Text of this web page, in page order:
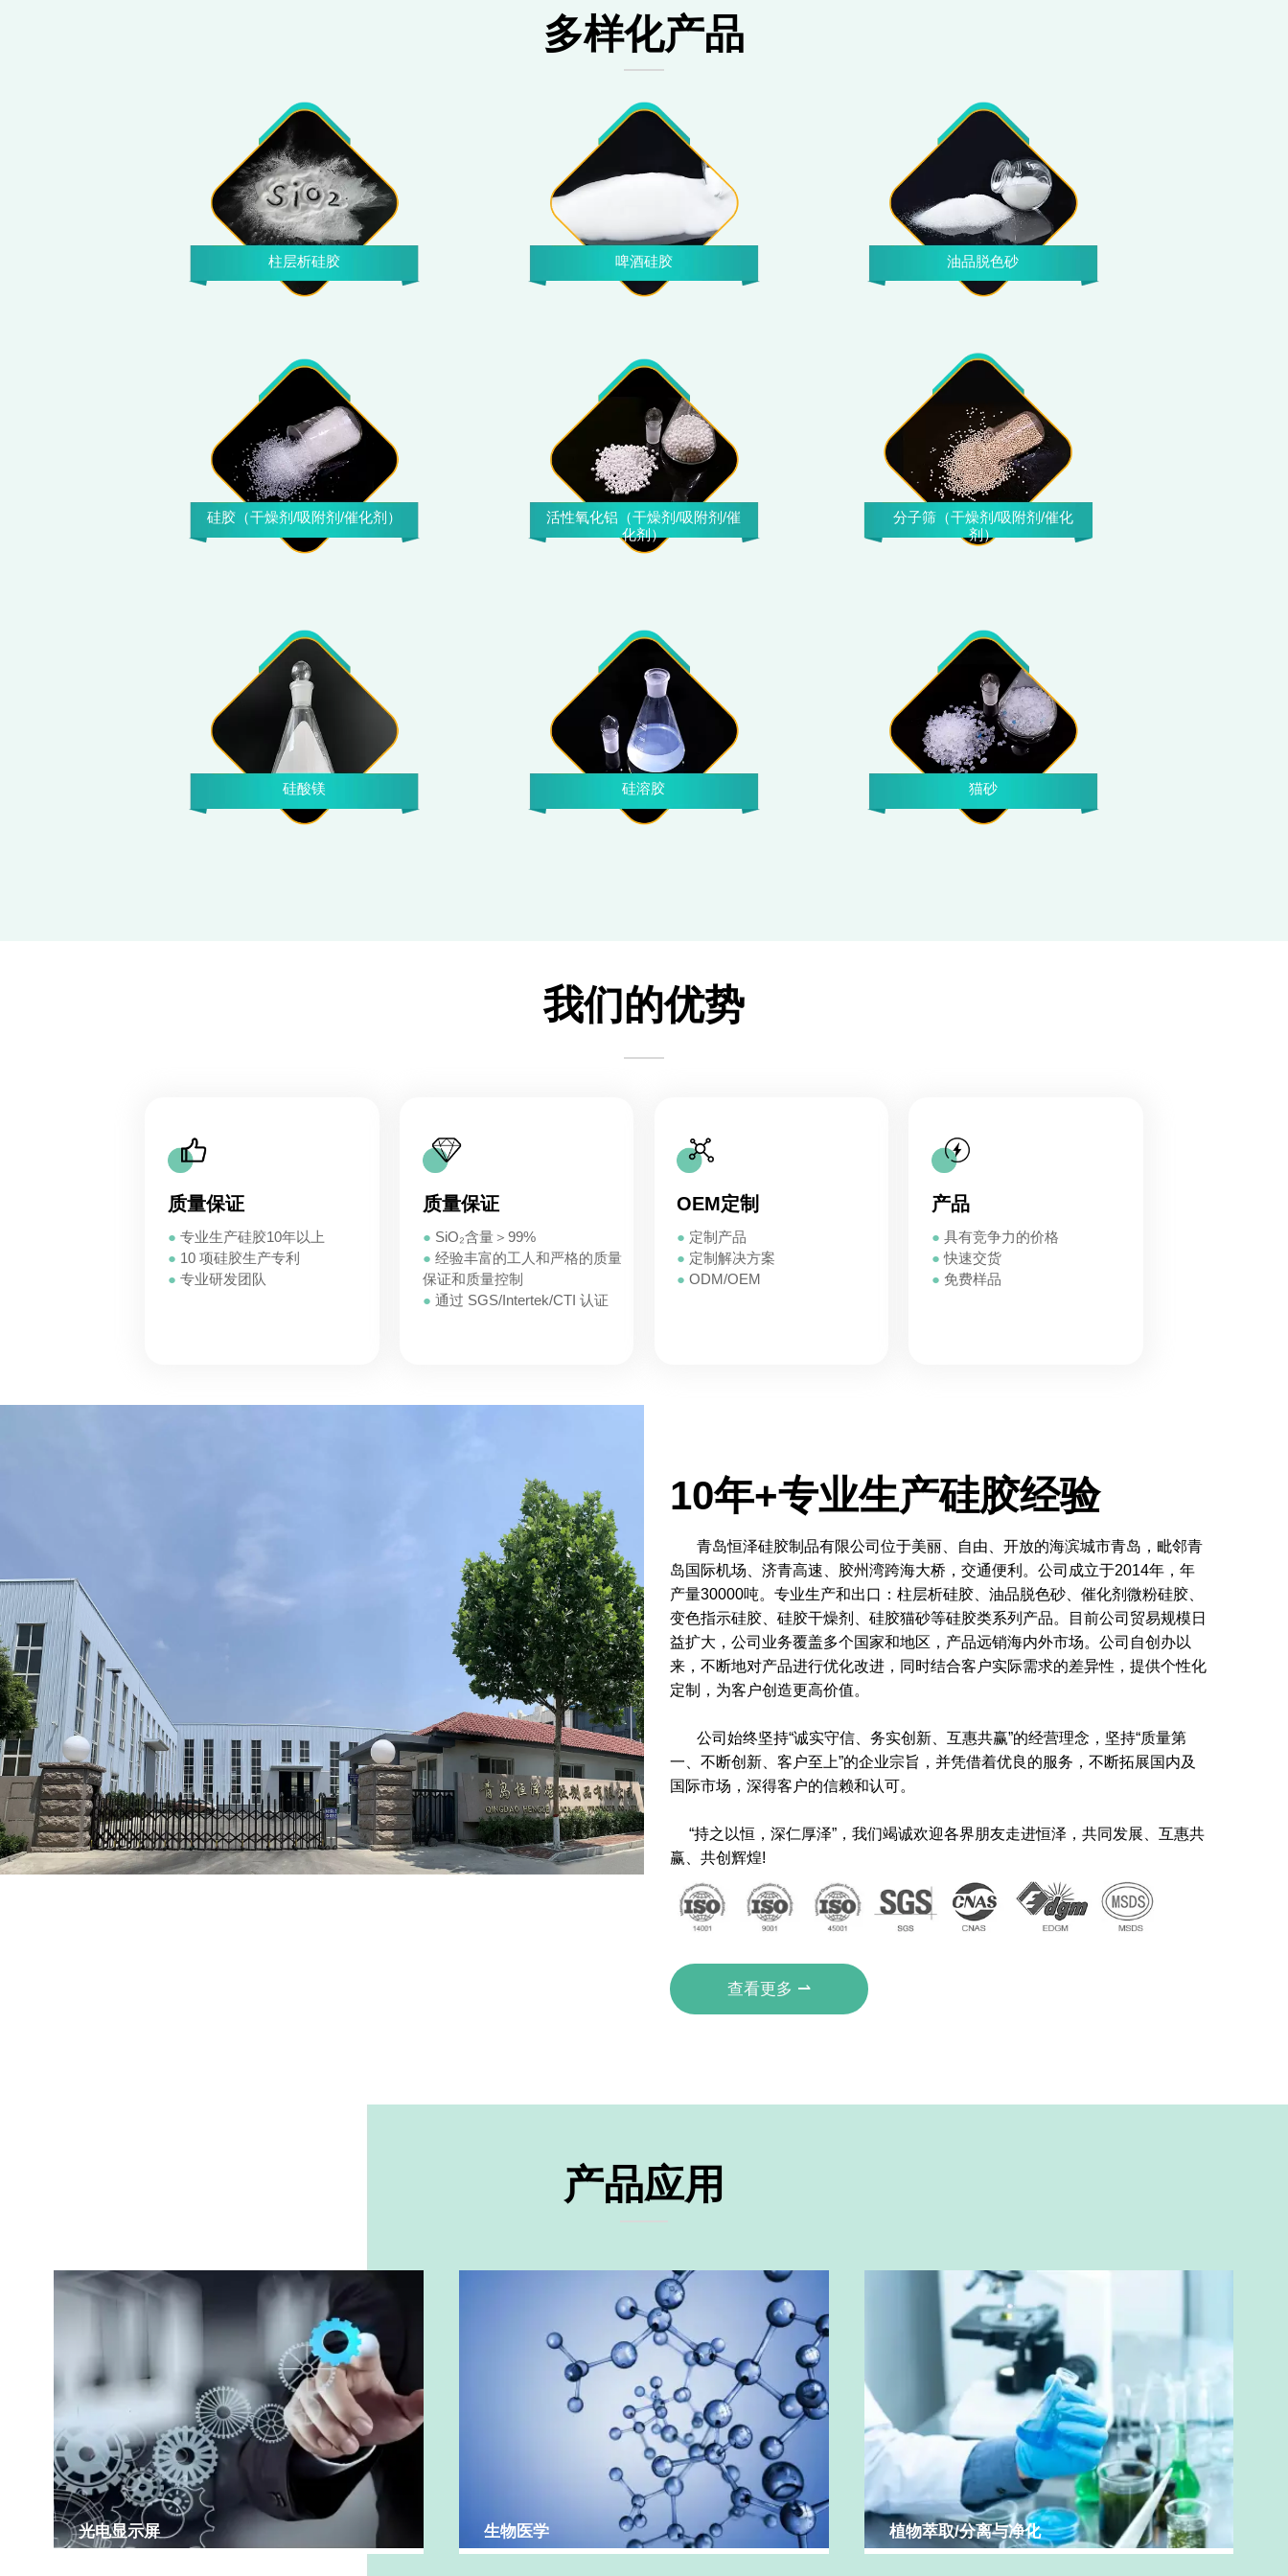
多样化产品
柱层析硅胶 啤酒硅胶 油品脱色砂
硅胶（干燥剂/吸附剂/催化剂）
活性氧化铝（干燥剂/吸附剂/催
化剂）
分子筛（干燥剂/吸附剂/催化
剂）
硅酸镁 硅溶胶 猫砂
我们的优势
质量保证
● 专业生产硅胶10年以上
● 10 项硅胶生产专利
● 专业研发团队
质量保证
● SiO₂含量＞99%
● 经验丰富的工人和严格的质量
保证和质量控制
● 通过 SGS/Intertek/CTI 认证
OEM定制
● 定制产品
● 定制解决方案
● ODM/OEM
产品
● 具有竞争力的价格
● 快速交货
● 免费样品
10年+专业生产硅胶经验
青岛恒泽硅胶制品有限公司位于美丽、自由、开放的海滨城市青岛，毗邻青
岛国际机场、济青高速、胶州湾跨海大桥，交通便利。公司成立于2014年，年
产量30000吨。专业生产和出口：柱层析硅胶、油品脱色砂、催化剂微粉硅胶、
变色指示硅胶、硅胶干燥剂、硅胶猫砂等硅胶类系列产品。目前公司贸易规模日
益扩大，公司业务覆盖多个国家和地区，产品远销海内外市场。公司自创办以
来，不断地对产品进行优化改进，同时结合客户实际需求的差异性，提供个性化
定制，为客户创造更高价值。
公司始终坚持“诚实守信、务实创新、互惠共赢”的经营理念，坚持“质量第
一、不断创新、客户至上”的企业宗旨，并凭借着优良的服务，不断拓展国内及
国际市场，深得客户的信赖和认可。
“持之以恒，深仁厚泽”，我们竭诚欢迎各界朋友走进恒泽，共同发展、互惠共
赢、共创辉煌!
查看更多 ⇀
产品应用
光电显示屏 生物医学 植物萃取/分离与净化